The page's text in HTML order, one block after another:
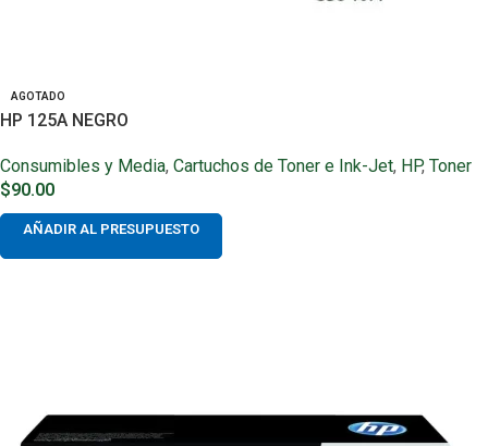
AGOTADO
HP 125A NEGRO
Consumibles y Media, Cartuchos de Toner e Ink-Jet, HP, Toner
$90.00
AÑADIR AL PRESUPUESTO